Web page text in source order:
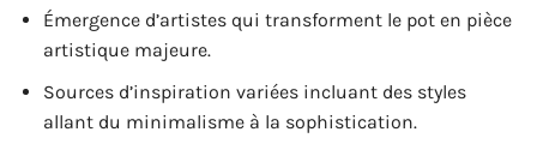
Émergence d’artistes qui transforment le pot en pièce
artistique majeure.
Sources d’inspiration variées incluant des styles
allant du minimalisme à la sophistication.